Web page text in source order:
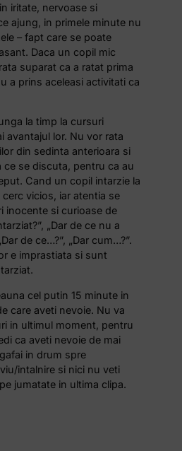
iritate, nervoase si
ajung, in primele minute nu
– fapt care se poate
Daca un copil mic
suparat ca a ratat prima
a prins aceleasi activitati ca
la timp la cursuri
avantajul lor. Nu vor rata
din sedinta anterioara si
ce se discuta, pentru ca au
Cand un copil intarzie la
vicios, iar atentia se
inocente si curioase de
„Dar de ce nu a
de ce…?”, „Dar cum…?”.
e imprastiata si sunt
cel putin 15 minute in
care aveti nevoie. Nu va
in ultimul moment, pentru
ca aveti nevoie de mai
in drum spre
intalnire si nici nu veti
jumatate in ultima clipa.